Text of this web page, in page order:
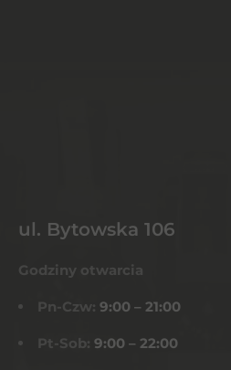
ul. Bytowska 106
Godziny otwarcia
Pn-Czw: 9:00 – 21:00
Pt-Sob: 9:00 – 22:00